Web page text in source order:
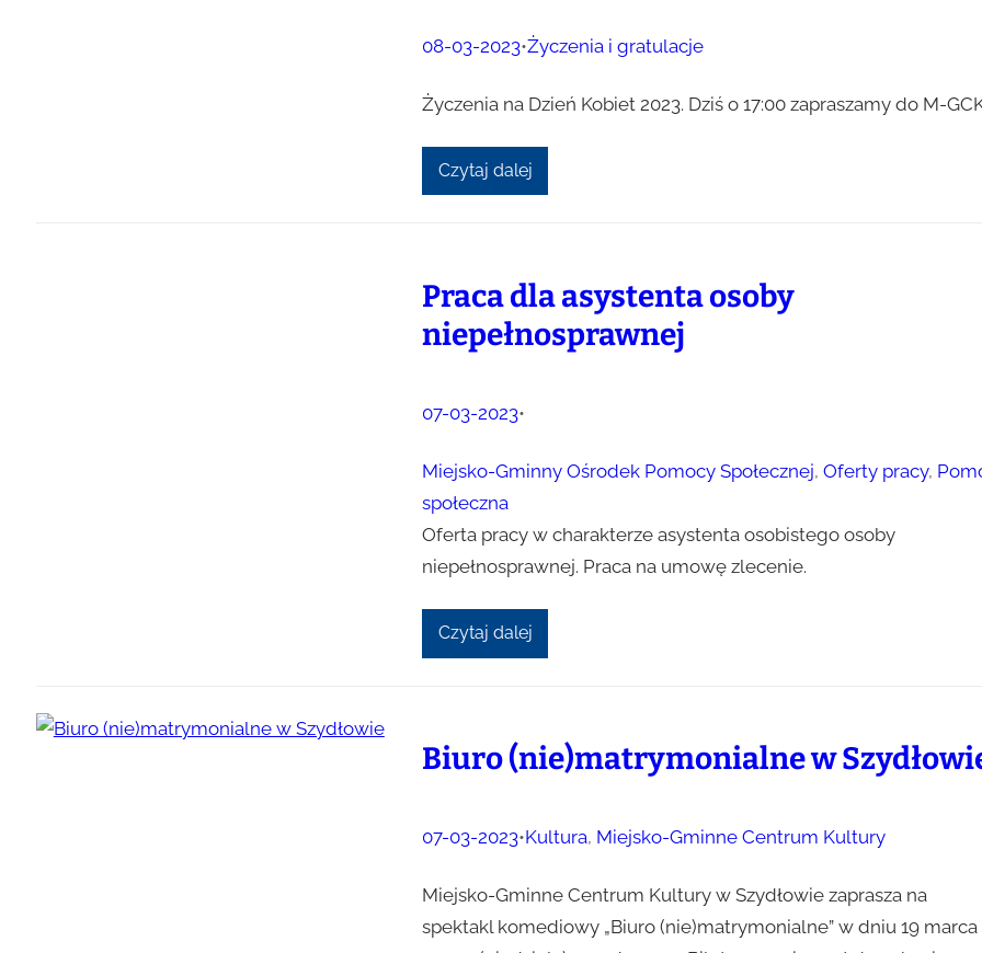
08-03-2023•Życzenia i gratulacje
Życzenia na Dzień Kobiet 2023. Dziś o 17:00 zapraszamy do M-
Czytaj dalej
Praca dla asystenta osoby
niepełnosprawnej
07-03-2023•
Miejsko-Gminny Ośrodek Pomocy Społecznej, Oferty pracy,
społeczna
Oferta pracy w charakterze asystenta osobistego osoby
niepełnosprawnej. Praca na umowę zlecenie.
Czytaj dalej
Biuro (nie)matrymonialne w
07-03-2023•Kultura, Miejsko-Gminne Centrum Kultury
Miejsko-Gminne Centrum Kultury w Szydłowie zaprasza na
spektakl komediowy „Biuro (nie)matrymonialne” w dniu 19 marca